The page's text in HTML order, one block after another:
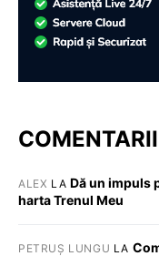
ALEX LA Dă un impuls
harta Trenul Meu
PETRUȘ LUNGU LA